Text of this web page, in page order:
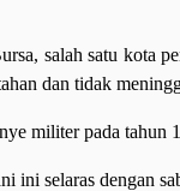
salah satu kota
dan tidak
militer pada
ini selaras dengan